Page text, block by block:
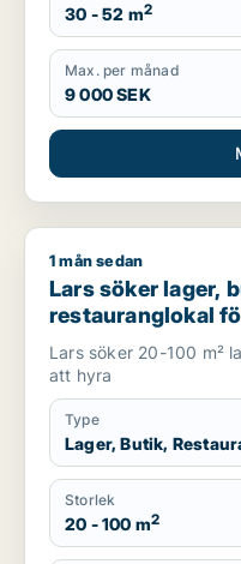
30 - 52 m2
Max. per månad
9 000 SEK
Lars söker lager, butik
1 mån sedan
Lars söker lager,
restauranglokal
Stockholm
Vasastan m.fl.
Lars söker 20-100 m²
att hyra
Type
Lager, Butik,
Storlek
20 - 100 m2